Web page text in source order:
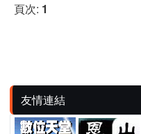
頁次: 1
友情連結